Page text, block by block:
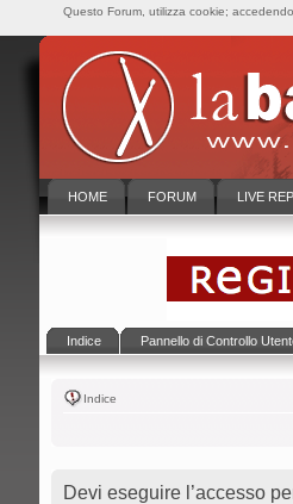
HOME FORUM LIVE
Indice Pannello di Controllo
Indice
Devi eseguire l’accesso
Questo Forum, utilizza cookie;